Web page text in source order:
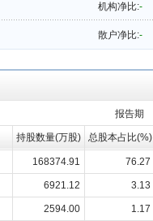
机构净比:-
散户净比:-
报告期
持股数量(万股) 总股本占比(%)
168374.91 76.27
6921.12 3.13
2594.00 1.17